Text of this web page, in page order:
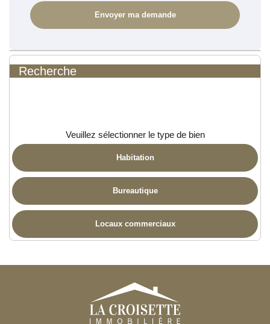
Recherche
Veuillez sélectionner le type de bien
Habitation
Bureautique
Locaux commerciaux